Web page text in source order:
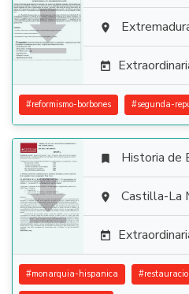
 

#reformismo-borbones #segunda-

 Historia de
 Castilla-La

#monarquia-hispanica #